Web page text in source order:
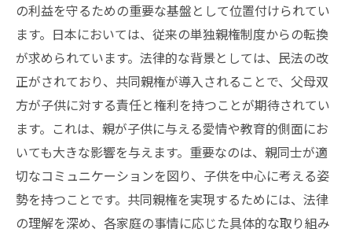
の利益を守るための重要な基盤として位置付けられてい
ます。日本においては、従来の単独親権制度からの転換
が求められています。法律的な背景としては、民法の改
正がされており、共同親権が導入されることで、父母双
方が子供に対する責任と権利を持つことが期待されてい
ます。これは、親が子供に与える愛情や教育的側面にお
いても大きな影響を与えます。重要なのは、親同士が適
切なコミュニケーションを図り、子供を中心に考える姿
勢を持つことです。共同親権を実現するためには、法律
の理解を深め、各家庭の事情に応じた具体的な取り組み